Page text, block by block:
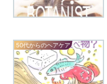
50代からのヘアケア